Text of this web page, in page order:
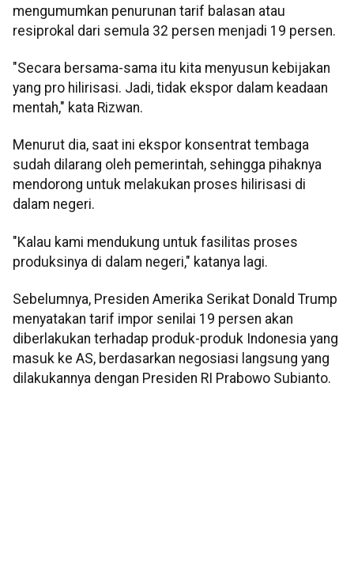
mengumumkan penurunan tarif balasan atau
resiprokal dari semula 32 persen menjadi 19 persen.
"Secara bersama-sama itu kita menyusun kebijakan
yang pro hilirisasi. Jadi, tidak ekspor dalam keadaan
mentah," kata Rizwan.
Menurut dia, saat ini ekspor konsentrat tembaga
sudah dilarang oleh pemerintah, sehingga pihaknya
mendorong untuk melakukan proses hilirisasi di
dalam negeri.
"Kalau kami mendukung untuk fasilitas proses
produksinya di dalam negeri," katanya lagi.
Sebelumnya, Presiden Amerika Serikat Donald Trump
menyatakan tarif impor senilai 19 persen akan
diberlakukan terhadap produk-produk Indonesia yang
masuk ke AS, berdasarkan negosiasi langsung yang
dilakukannya dengan Presiden RI Prabowo Subianto.